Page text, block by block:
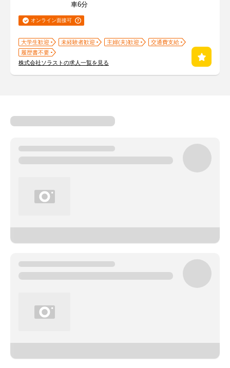
車6分
オンライン面接可
大学生歓迎 未経験者歓迎 主婦(夫)歓迎
交通費支給
履歴書不要
株式会社ソラストの求人一覧を見る